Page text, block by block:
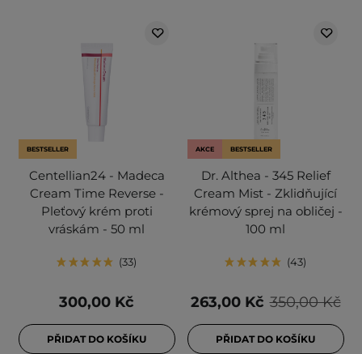
BESTSELLER
Centellian24 - Madeca
Cream Time Reverse -
Pleťový krém proti
vráskám - 50 ml
33
300,00 Kč
PŘIDAT DO KOŠÍKU
AKCE BESTSELLER
Dr. Althea - 345 Relief
Cream Mist - Zklidňující
krémový sprej na obličej -
100 ml
43
350,00 Kč
263,00 Kč
PŘIDAT DO KOŠÍKU